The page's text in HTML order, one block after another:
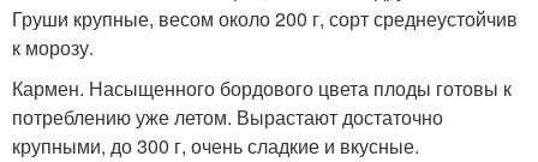
Груши крупные, весом около 200 г, сорт среднеустойчив
к морозу.
Кармен. Насыщенного бордового цвета плоды готовы к
потреблению уже летом. Вырастают достаточно
крупными, до 300 г, очень сладкие и вкусные.